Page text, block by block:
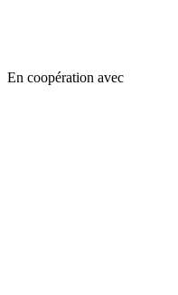
En coopération avec